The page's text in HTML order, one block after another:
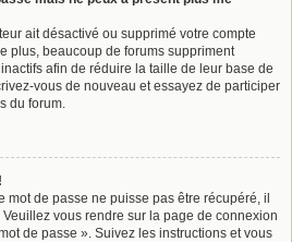
ait désactivé ou supprimé votre compte
plus, beaucoup de forums suppriment
afin de réduire la taille de leur base de
vous de nouveau et essayez de participer
du forum.
mot de passe ne puisse pas être récupéré, il
vous rendre sur la page de connexion
de passe ». Suivez les instructions et vous